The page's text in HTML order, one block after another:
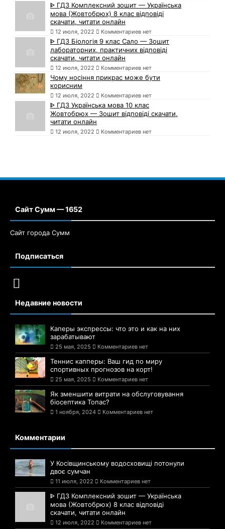
ᐈ ГДЗ Комплексний зошит — Українська
мова (Жовтобрюх) 8 клас відповіді
скачати, читати онлайн
12 июля, 2022 Комментариев нет
ᐈ ГДЗ Біологія 9 клас Сало — Зошит
лабораторних, практичних відповіді
скачати, читати онлайн
12 июля, 2022 Комментариев нет
Чому носіння прикрас може бути
корисним
12 июля, 2022 Комментариев нет
ᐈ ГДЗ Українська мова 10 клас
Жовтобрюх — Зошит відповіді скачати,
читати онлайн
12 июля, 2022 Комментариев нет
Сайт Сумм — 1652
Сайт города Сумм
Подписаться
Недавние новости
Каперы экспрессы: что это и как на них
зарабатывают
25 мая, 2025 Комментариев нет
Теннис капперы: Ваш гид по миру
спортивных прогнозов на корт!
25 мая, 2025 Комментариев нет
Як зменшити витрати на обслуговування
біосептика Топас?
1 ноября, 2024 Комментариев нет
Комментарии
У Косівщинському водосховищі потонули
двоє сумчан
11 июля, 2022 Комментариев нет
ᐈ ГДЗ Комплексний зошит — Українська
мова (Жовтобрюх) 8 клас відповіді
скачати, читати онлайн
12 июля, 2022 Комментариев нет